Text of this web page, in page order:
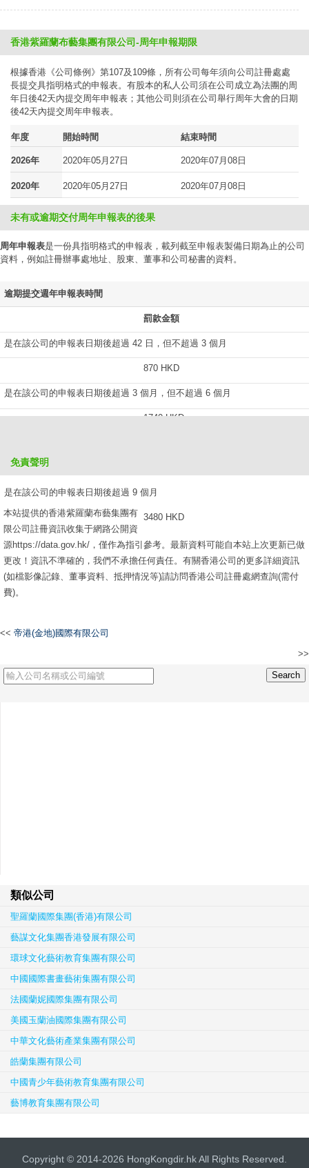
香港紫羅蘭布藝集團有限公司-周年申報期限
根據香港《公司條例》第107及109條，所有公司每年須向公司註冊處處
長提交具指明格式的申報表。有股本的私人公司須在公司成立為法團的周
年日後42天內提交周年申報表；其他公司則須在公司舉行周年大會的日期
後42天內提交周年申報表。
年度 開始時間 結束時間
2026年 2020年05月27日 2020年07月08日
2020年 2020年05月27日 2020年07月08日
未有或逾期交付周年申報表的後果
周年申報表是一份具指明格式的申報表，載列截至申報表製備日期為止的公司
資料，例如註冊辦事處地址、股東、董事和公司秘書的資料。
逾期提交週年申報表時間
罰款金額
是在該公司的申報表日期後超過 42 日，但不超過 3 個月
870 HKD
是在該公司的申報表日期後超過 3 個月，但不超過 6 個月
1740 HKD
是在該公司的申報表日期後超過 9 個月
3480 HKD
免責聲明
本站提供的香港紫羅蘭布藝集團有
限公司註冊資訊收集于網路公開資
源https://data.gov.hk/，僅作為指引參考。最新資料可能自本站上次更新已做
更改！資訊不準確的，我們不承擔任何責任。有關香港公司的更多詳細資訊
(如檔影像記錄、董事資料、抵押情況等)請訪問香港公司註冊處網查詢(需付
費)。
<< 帝港(金地)國際有限公司
>>
類似公司
聖羅蘭國際集團(香港)有限公司
藝謀文化集團香港發展有限公司
環球文化藝術教育集團有限公司
中國國際書畫藝術集團有限公司
法國蘭妮國際集團有限公司
美國玉蘭油國際集團有限公司
中華文化藝術產業集團有限公司
皓蘭集團有限公司
中國青少年藝術教育集團有限公司
藝博教育集團有限公司
Copyright © 2014-2026 HongKongdir.hk All Rights Reserved.